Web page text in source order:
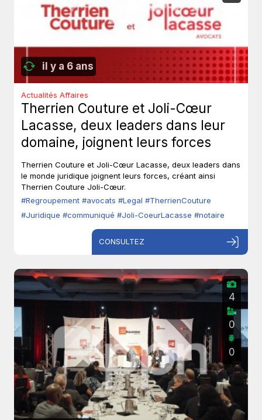
il y a 6 ans
Actualités Affaires
Therrien Couture et Joli-Cœur
Lacasse, deux leaders dans leur
domaine, joignent leurs forces
Therrien Couture et Joli-Cœur Lacasse, deux leaders dans
le monde juridique joignent leurs forces, créant ainsi
Therrien Couture Joli-Cœur.
#Regroupement #avocats #Legal #TherrienCouture
#Juridique #communiqué #Joli-CoeurLacasse #notaire
CONSULTEZ
4
0
0